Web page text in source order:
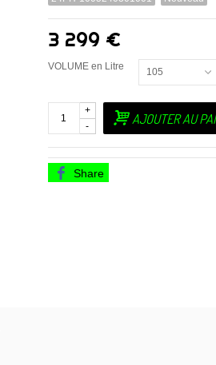
3 299 €
VOLUME en Litre 105
-
+ AJOUTER AU
Share